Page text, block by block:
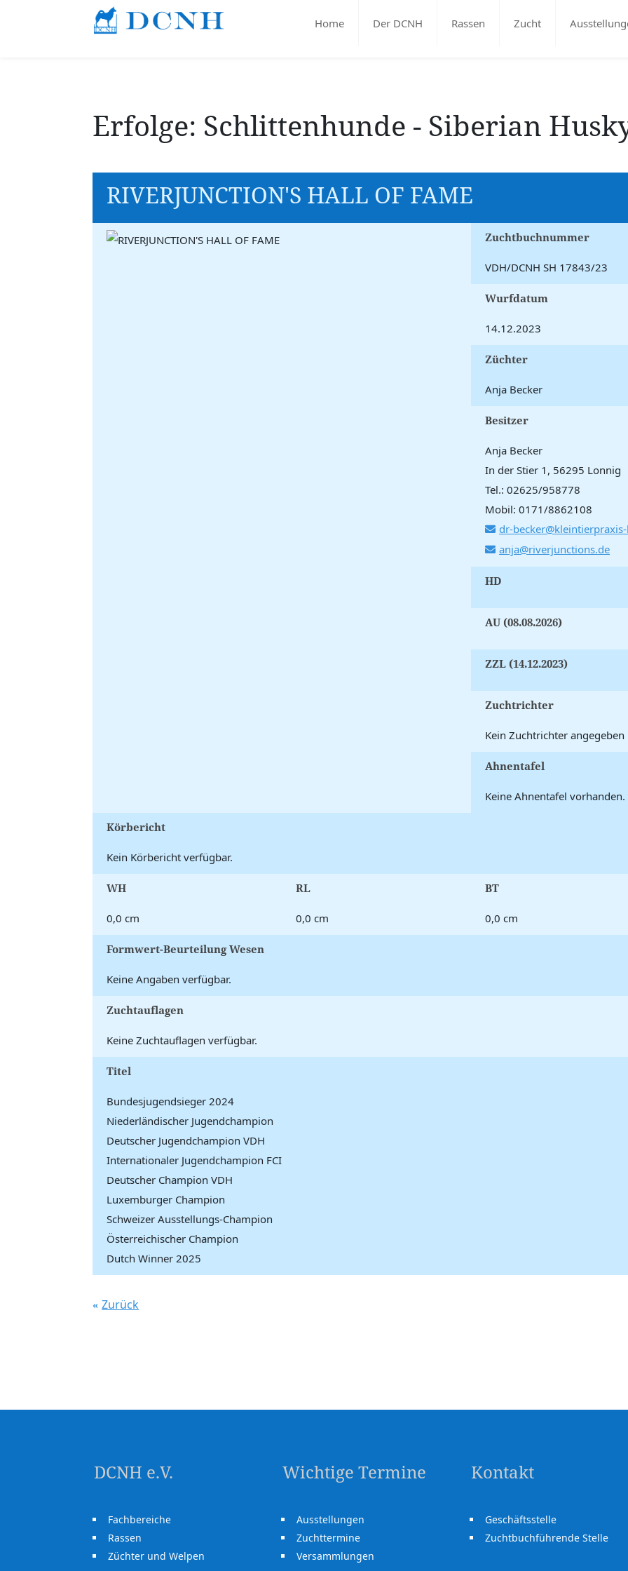
Home Der DCNH Rassen Zucht
Erfolge: Schlittenhunde - Siberian
RIVERJUNCTION'S HALL OF FAME
Zuchtbuchnummer
VDH/DCNH SH 17843/23
Wurfdatum
14.12.2023
Züchter
Anja Becker
Besitzer
Anja Becker
In der Stier 1, 56295 Lonnig
Tel.: 02625/958778
Mobil: 0171/8862108
dr-
anja@riverjunctions.de
HD
AU (08.08.2026)
ZZL (14.12.2023)
Zuchtrichter
Kein Zuchtrichter angegeben
Ahnentafel
Keine Ahnentafel vorhanden.
Körbericht
Kein Körbericht verfügbar.
WH
0,0 cm
RL
0,0 cm
BT
0,0 cm
Formwert-Beurteilung Wesen
Keine Angaben verfügbar.
Zuchtauflagen
Keine Zuchtauflagen verfügbar.
Titel
Bundesjugendsieger 2024
Niederländischer Jugendchampion
Deutscher Jugendchampion VDH
Internationaler Jugendchampion FCI
Deutscher Champion VDH
Luxemburger Champion
Schweizer Ausstellungs-Champion
Österreichischer Champion
Dutch Winner 2025
Zurück
DCNH e.V.
Fachbereiche
Rassen
Züchter und Welpen
Wichtige Termine
Ausstellungen
Zuchttermine
Versammlungen
Kontakt
Geschäftsstelle
Zuchtbuchführende Stelle